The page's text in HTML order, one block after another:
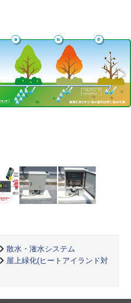
散水・潅水システム
屋上緑化(ヒートアイランド対